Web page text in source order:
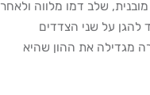
שלב דמו מלווה ולאחר
להגן על שני הצדדים
מגדילה את ההון שהיא